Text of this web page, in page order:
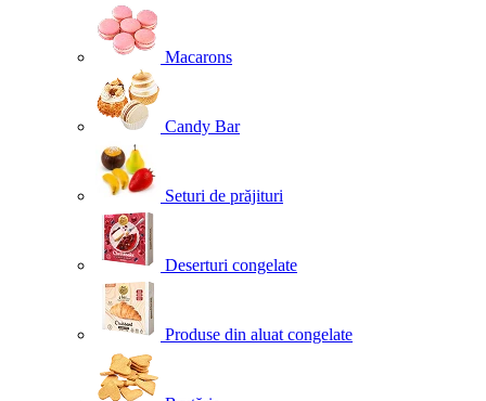
Macarons
Candy Bar
Seturi de prăjituri
Deserturi congelate
Produse din aluat congelate